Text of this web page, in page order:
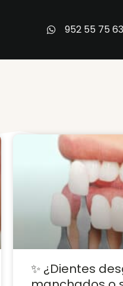
952 55 75 63
✨ ¿Dientes